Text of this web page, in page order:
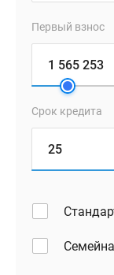
Первый взнос
Срок кредита